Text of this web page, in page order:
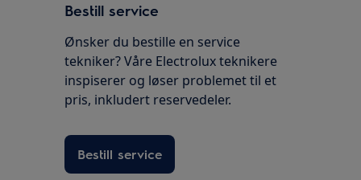
Bestill service
Ønsker du bestille en service
tekniker? Våre Electrolux teknikere
inspiserer og løser problemet til et
pris, inkludert reservedeler.
Bestill service